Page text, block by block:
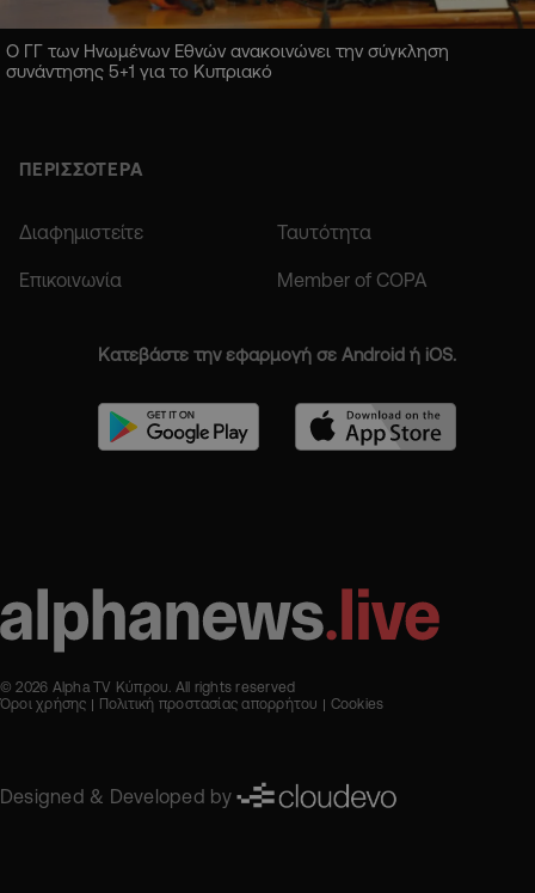
Ο ΓΓ των Ηνωμένων Εθνών ανακοινώνει την σύγκληση
συνάντησης 5+1 για το Κυπριακό
ΠΕΡΙΣΣΟΤΕΡΑ
Διαφημιστείτε Ταυτότητα
Επικοινωνία Member of COPA
Κατεβάστε την εφαρμογή σε Android ή iOS.
© 2026 Alpha TV Κύπρου. All rights reserved
Όροι χρήσης
Πολιτική προστασίας απορρήτου Cookies
Designed & Developed by